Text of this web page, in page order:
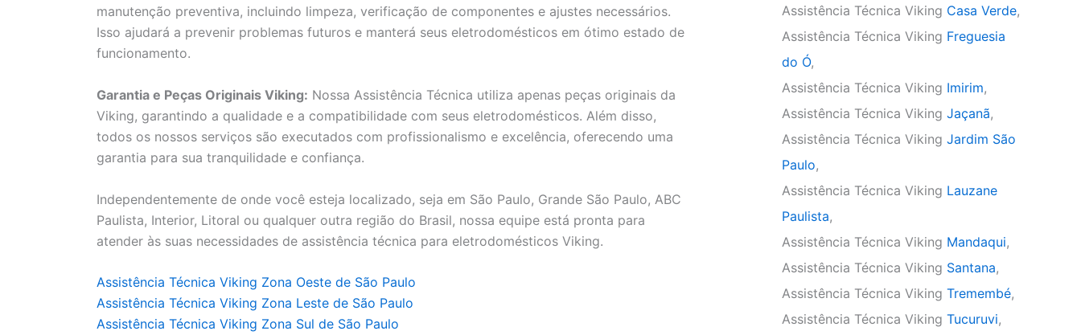
manutenção preventiva, incluindo limpeza, verificação de componentes e ajustes necessários.
Isso ajudará a prevenir problemas futuros e manterá seus eletrodomésticos em ótimo estado de
funcionamento.
Garantia e Peças Originais Viking: Nossa Assistência Técnica utiliza apenas peças originais da
Viking, garantindo a qualidade e a compatibilidade com seus eletrodomésticos. Além disso,
todos os nossos serviços são executados com profissionalismo e excelência, oferecendo uma
garantia para sua tranquilidade e confiança.
Independentemente de onde você esteja localizado, seja em São Paulo, Grande São Paulo, ABC
Paulista, Interior, Litoral ou qualquer outra região do Brasil, nossa equipe está pronta para
atender às suas necessidades de assistência técnica para eletrodomésticos Viking.
Assistência Técnica Viking Zona Oeste de São Paulo
Assistência Técnica Viking Zona Leste de São Paulo
Assistência Técnica Viking Zona Sul de São Paulo
Assistência Técnica Viking Casa Verde,
Assistência Técnica Viking Freguesia
do Ó,
Assistência Técnica Viking Imirim,
Assistência Técnica Viking Jaçanã,
Assistência Técnica Viking Jardim São
Paulo,
Assistência Técnica Viking Lauzane
Paulista,
Assistência Técnica Viking Mandaqui,
Assistência Técnica Viking Santana,
Assistência Técnica Viking Tremembé,
Assistência Técnica Viking Tucuruvi,